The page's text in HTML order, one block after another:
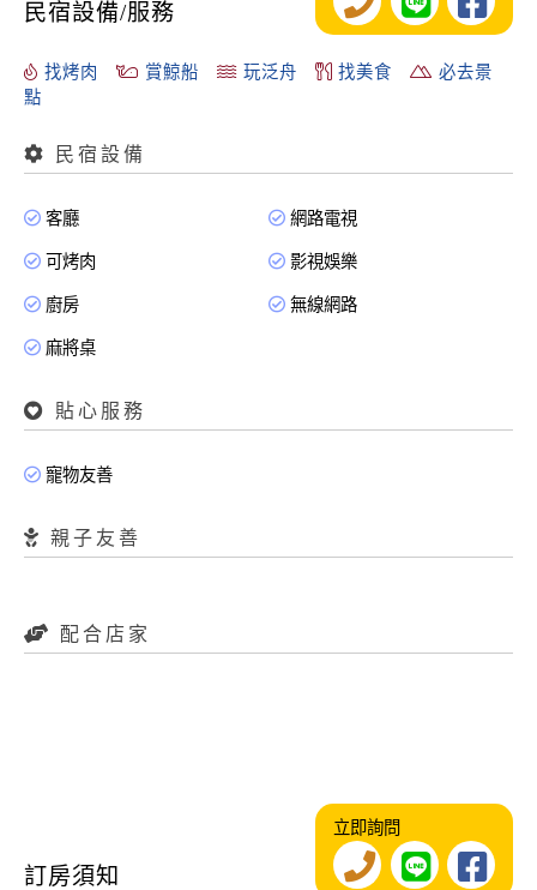
民宿設備/服務
找烤肉 賞鯨船 玩泛舟 找美食
必去景
點
民宿設備
客廳 網路電視
可烤肉 影視娛樂
廚房 無線網路
麻將桌
貼心服務
寵物友善
親子友善
配合店家
訂房須知
立即詢問